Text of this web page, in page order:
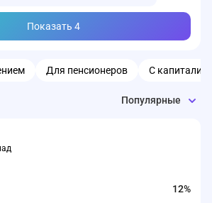
Показать 4
Для пенсионеров С
Популярные
12%